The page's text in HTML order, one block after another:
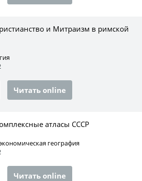
и Митраизм в римской
Читать online
атласы СССР
география
Читать online